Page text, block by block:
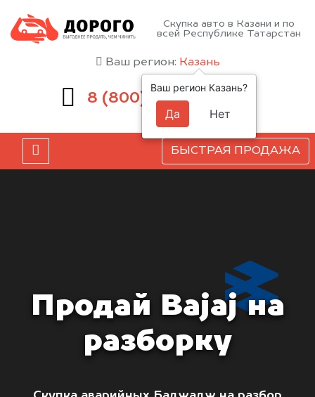
Скупка авто в Казани и по
всей Республике Татарстан
Ваш регион: Казань
8 (800) 551-81-15
БЫСТРАЯ ПРОДАЖА
Продай Bajaj на
разборку
Ваш регион Казань?
Да Нет